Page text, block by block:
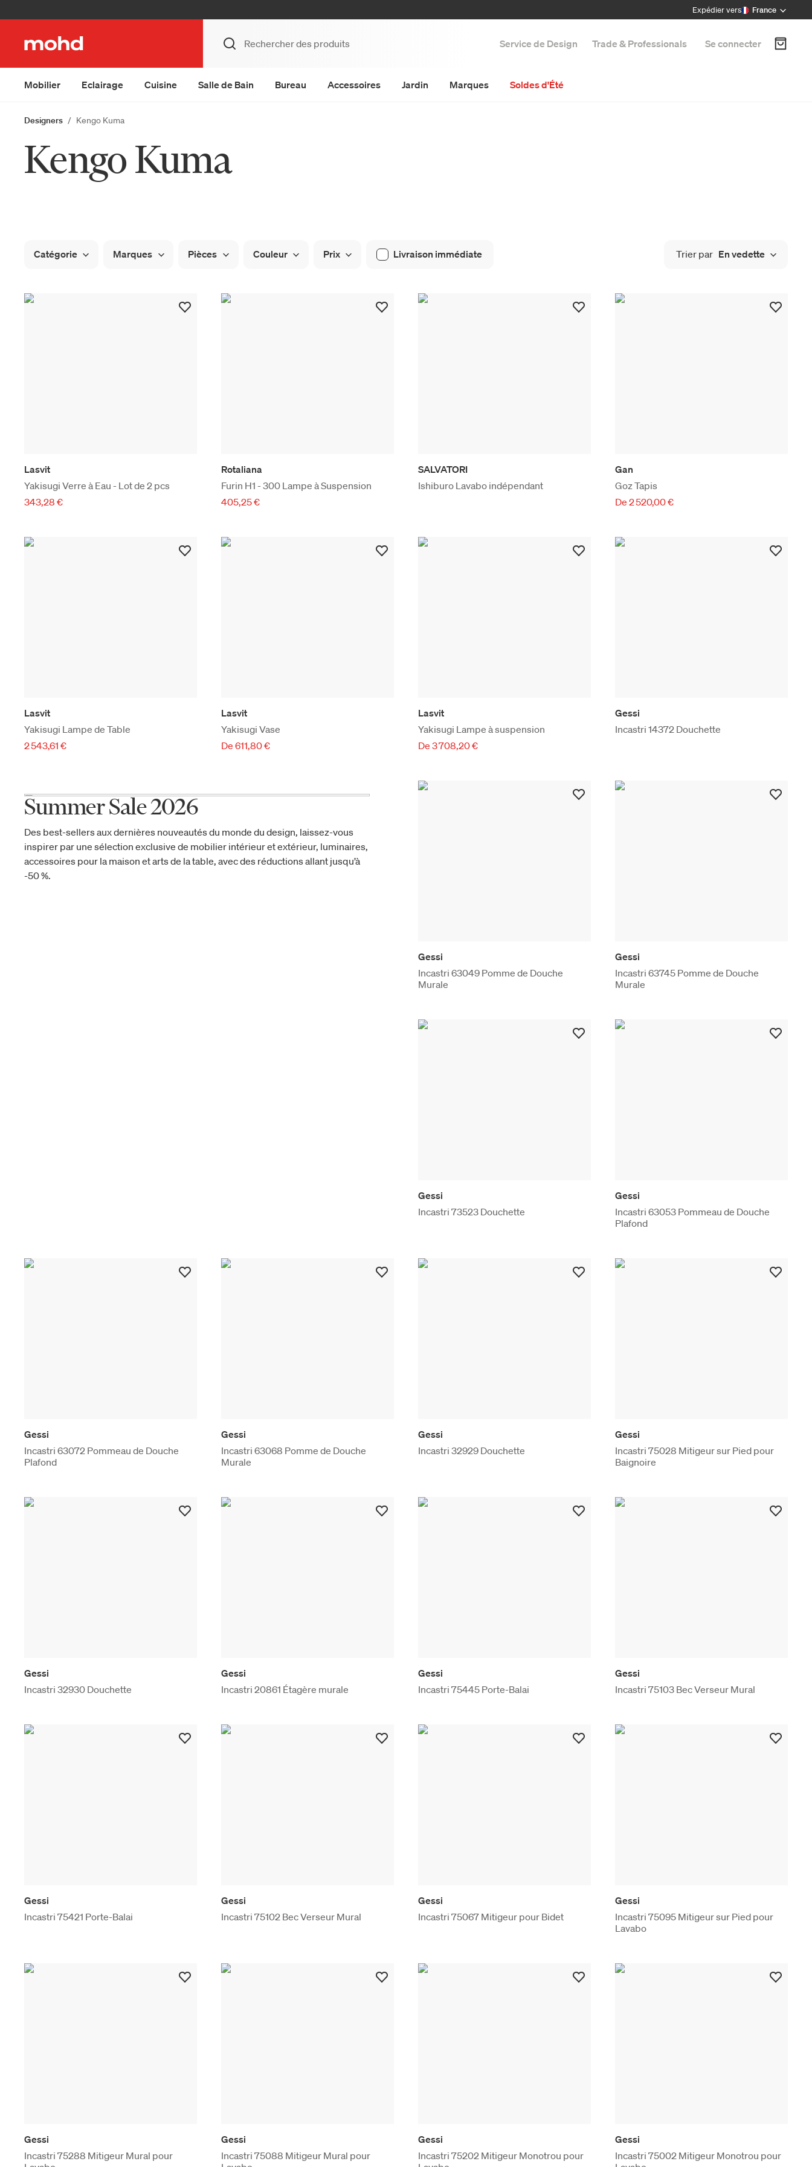
Expédier vers France
Service de Design Trade & Professionals Se connecter
Mobilier Eclairage Cuisine Salle de Bain Bureau Accessoires Jardin Marques Soldes d'Été
Designers Kengo Kuma
Kengo Kuma
Catégorie Marques Pièces Couleur Prix Livraison immédiate Trier par En vedette
Lasvit
Yakisugi Verre à Eau - Lot de 2 pcs
343,28 €
Rotaliana
Furin H1 - 300 Lampe à Suspension
405,25 €
SALVATORI
Ishiburo Lavabo indépendant
Gan
Goz Tapis
De 2 520,00 €
Lasvit
Yakisugi Lampe de Table
2 543,61 €
Lasvit
Yakisugi Vase
De 611,80 €
Lasvit
Yakisugi Lampe à suspension
De 3 708,20 €
Gessi
Incastri 14372 Douchette
Summer Sale 2026
Des best-sellers aux dernières nouveautés du monde du design, laissez-vous
inspirer par une sélection exclusive de mobilier intérieur et extérieur, luminaires,
accessoires pour la maison et arts de la table, avec des réductions allant jusqu’à
-50 %.
Gessi
Incastri 63049 Pomme de Douche
Murale
Gessi
Incastri 63745 Pomme de Douche
Murale
Gessi
Incastri 73523 Douchette
Gessi
Incastri 63053 Pommeau de Douche
Plafond
Gessi
Incastri 63072 Pommeau de Douche
Plafond
Gessi
Incastri 63068 Pomme de Douche
Murale
Gessi
Incastri 32929 Douchette
Gessi
Incastri 75028 Mitigeur sur Pied pour
Baignoire
Gessi
Incastri 32930 Douchette
Gessi
Incastri 20861 Étagère murale
Gessi
Incastri 75445 Porte-Balai
Gessi
Incastri 75103 Bec Verseur Mural
Gessi
Incastri 75421 Porte-Balai
Gessi
Incastri 75102 Bec Verseur Mural
Gessi
Incastri 75067 Mitigeur pour Bidet
Gessi
Incastri 75095 Mitigeur sur Pied pour
Lavabo
Gessi
Incastri 75288 Mitigeur Mural pour
Gessi
Incastri 75088 Mitigeur Mural pour
Gessi
Incastri 75202 Mitigeur Monotrou pour
Gessi
Incastri 75002 Mitigeur Monotrou pour